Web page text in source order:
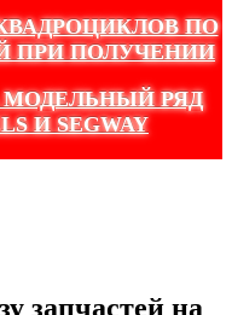
ПО
ПРИ ПОЛУЧЕНИИ
МОДЕЛЬНЫЙ РЯД
И SEGWAY
запчастей на